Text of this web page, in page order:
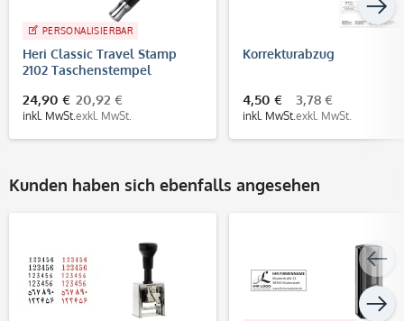
PERSONALISIERBAR
Heri Classic Travel Stamp
2102 Taschenstempel
24,90 €
inkl. MwSt.
20,92 €
exkl. MwSt.
Korrekturabzug
4,50 €
inkl. MwSt.
3,78 €
exkl. MwSt.
Kunden haben sich ebenfalls angesehen